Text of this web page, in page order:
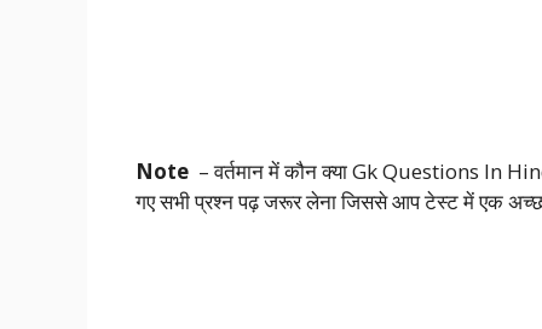
Note – वर्तमान में कौन क्या Gk Questions In
गए सभी प्रश्न पढ़ जरूर लेना जिससे आप टेस्ट में एक